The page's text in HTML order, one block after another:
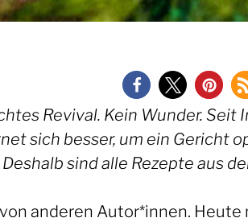
Revival. Kein Wunder.
sich besser, um ein Gericht
sind alle Rezepte aus
anderen Autor*innen.